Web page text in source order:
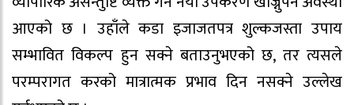
आएको छ । उहाँले कडा इजाजतपत्र शुल्कजस्ता उपाय
सम्भावित विकल्प हुन सक्ने बताउनुभएको छ, तर त्यसले
परम्परागत करको मात्रात्मक प्रभाव दिन नसक्ने उल्लेख